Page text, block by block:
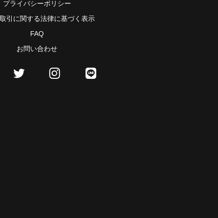
プライバシーポリシー
引に関する法律に基づく表示
FAQ
お問い合わせ